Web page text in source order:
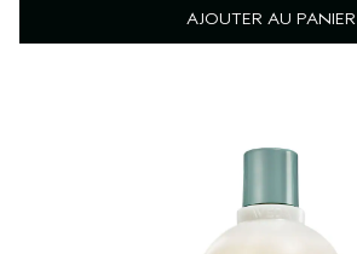
AJOUTER AU PANIER